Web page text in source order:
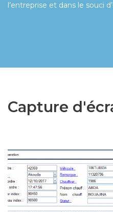
l’entreprise et dans le souci
Capture